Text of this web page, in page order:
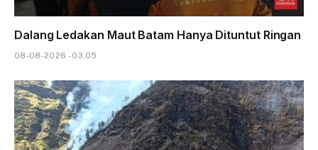
Dalang Ledakan Maut Batam Hanya Dituntut Ringan
08-08-2026 - 03.05